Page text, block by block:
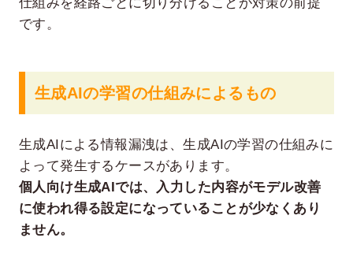
です。
生成AIの学習の仕組みによるもの
生成AIによる情報漏洩は、生成AIの学習の仕組みに
よって発生するケースがあります。
個人向け生成AIでは、入力した内容がモデル改善
に使われ得る設定になっていることが少なくあり
ません。